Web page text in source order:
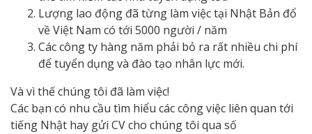
Lượng lao động đã từng làm việc tại Nhật Bản đổ
về Việt Nam có tới 5000 người / năm
Các công ty hàng năm phải bỏ ra rất nhiều chi phí
để tuyển dụng và đào tạo nhân lực mới.
Và vì thế chúng tôi đã làm việc!
Các bạn có nhu cầu tìm hiểu các công việc liên quan tới
tiếng Nhật hay gửi CV cho chúng tôi qua số